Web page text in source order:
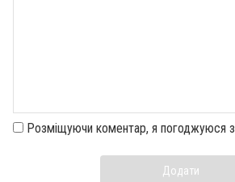
Розміщуючи коментар, я погоджуюся з
Додати